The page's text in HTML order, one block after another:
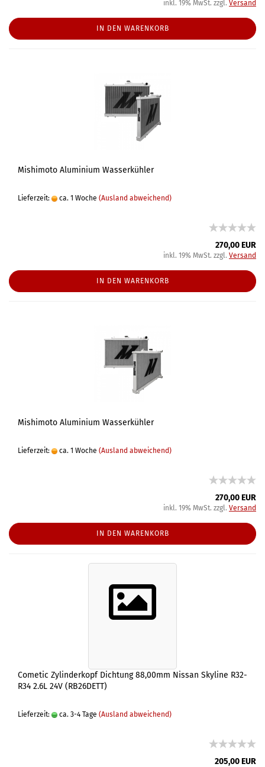
inkl. 19% MwSt. zzgl. Versand
IN DEN WARENKORB
Mishimoto Aluminium Wasserkühler
Lieferzeit: ca. 1 Woche (Ausland abweichend)
270,00 EUR
inkl. 19% MwSt. zzgl. Versand
IN DEN WARENKORB
Mishimoto Aluminium Wasserkühler
Lieferzeit: ca. 1 Woche (Ausland abweichend)
270,00 EUR
inkl. 19% MwSt. zzgl. Versand
IN DEN WARENKORB
Cometic Zylinderkopf Dichtung 88,00mm Nissan Skyline R32-
R34 2.6L 24V (RB26DETT)
Lieferzeit: ca. 3-4 Tage (Ausland abweichend)
205,00 EUR